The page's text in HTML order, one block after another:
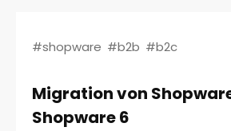
#shopware #b2b #b2c
Migration von
Shopware 6